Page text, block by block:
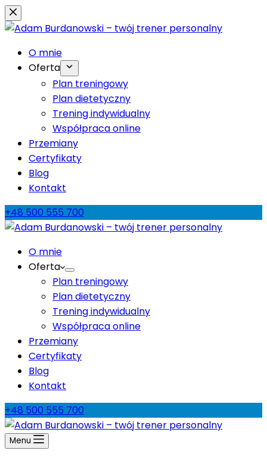
Przejdź
do
O mnie
Oferta
Plan treningowy
Plan dietetyczny
Trening indywidualny
Współpraca online
Przemiany
Certyfikaty
Blog
Kontakt
+48 500 555 700
O mnie
Oferta
Plan treningowy
Plan dietetyczny
Trening indywidualny
Współpraca online
Przemiany
Certyfikaty
Blog
Kontakt
+48 500 555 700
Menu